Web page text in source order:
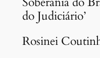
do Judiciário’
Rosinei